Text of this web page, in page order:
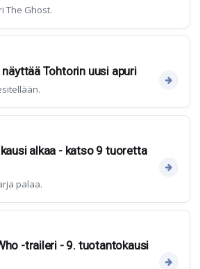
The Ghost.
Tohtorin uusi apuri
alkaa - katso 9 tuoretta
palaa.
-traileri - 9. tuotantokausi